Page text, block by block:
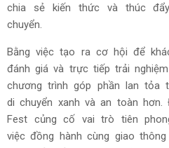
chia sẻ kiến thức và thúc
chuyển.
Bằng việc tạo ra cơ hội để
đánh giá và trực tiếp trải
chương trình góp phần lan tỏa
di chuyển xanh và an toàn hơn.
Fest củng cố vai trò tiên
việc đồng hành cùng giao